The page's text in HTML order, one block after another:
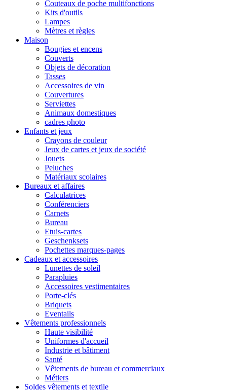
Couteaux de poche multifonctions
Kits d'outils
Lampes
Mètres et règles
Maison
Bougies et encens
Couverts
Objets de décoration
Tasses
Accessoires de vin
Couvertures
Serviettes
Animaux domestiques
cadres photo
Enfants et jeux
Crayons de couleur
Jeux de cartes et jeux de société
Jouets
Peluches
Matériaux scolaires
Bureaux et affaires
Calculatrices
Conférenciers
Carnets
Bureau
Etuis-cartes
Geschenksets
Pochettes marques-pages
Cadeaux et accessoires
Lunettes de soleil
Parapluies
Accessoires vestimentaires
Porte-clés
Briquets
Eventails
Vêtements professionnels
Haute visibilité
Uniformes d'accueil
Industrie et bâtiment
Santé
Vêtements de bureau et commerciaux
Métiers
Soldes vêtements et textile